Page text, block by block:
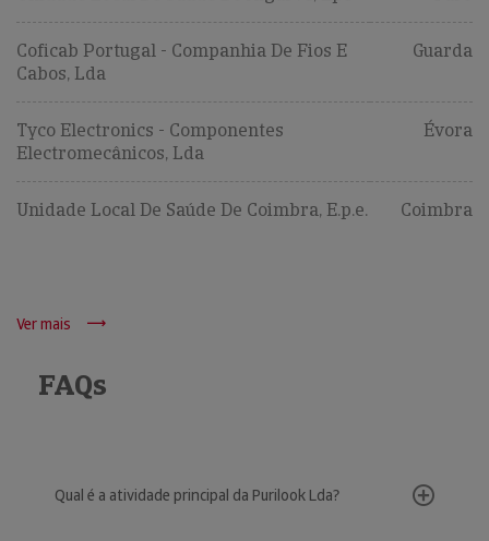
Coficab Portugal - Companhia De Fios E
Cabos, Lda
Guarda
Tyco Electronics - Componentes
Electromecânicos, Lda
Évora
Unidade Local De Saúde De Coimbra, E.p.e. Coimbra
Ver mais
FAQs
Qual é a atividade principal da Purilook Lda?